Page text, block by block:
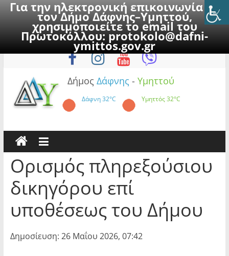
Για την ηλεκτρονική επικοινωνία με
τον Δήμο Δάφνης–Υμηττού,
χρησιμοποιείτε το email του
Πρωτοκόλλου:protokolo@dafni-
ymittos.gov.gr
to
Σάββατο, 8 Αυγούστου 2026
Δήμος Δάφνης - Υμηττού
Δάφνη32°C Υμηττός32°C
Ορισμός πληρεξούσιου
δικηγόρου επί
υποθέσεως του Δήμου
Δημοσίευση: 26 Μαΐου 2026, 07:42